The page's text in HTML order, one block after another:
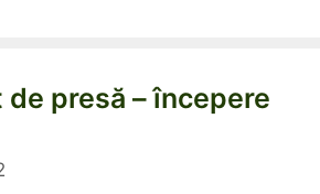
presă – începere